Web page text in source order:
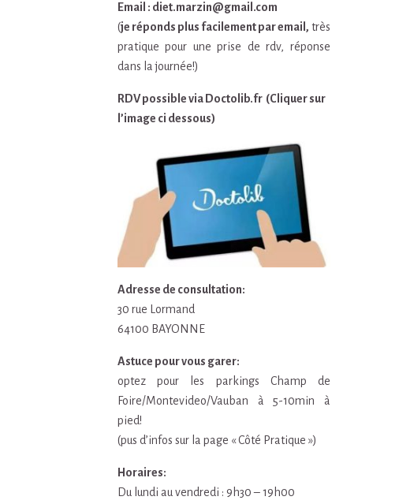
Email : diet.marzin@gmail.com
(je réponds plus facilement par email, très
pratique pour une prise de rdv, réponse
dans la journée!)
RDV possible via Doctolib.fr (Cliquer sur
l’image ci dessous)
Adresse de consultation:
30 rue Lormand
64100 BAYONNE
Astuce pour vous garer:
optez pour les parkings Champ de
Foire/Montevideo/Vauban à 5-10min à
pied!
(pus d’infos sur la page « Côté Pratique »)
Horaires:
Du lundi au vendredi : 9h30 – 19h00